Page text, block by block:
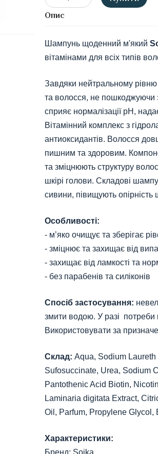
Опис
Шампунь щоденний м'який
вітамінами для всіх типів
Завдяки нейтральному
та волосся, не пошкоджуючи
сприяє нормалізації pH,
Вітамінний комплекс з
антиоксидантів. Волосся
пишним та здоровим.
та зміцнюють структуру
шкірі голови. Складові
сивини, півищують
Особливості:
- м’яко очищує та зберігає
- зміцнює та захищає від
- захищає від ламкості та
- без парабенів та силіконів
Спосіб застосування:
змити водою. У разі потреби
Використовувати за
Склад: Aqua, Sodium
Sufosuccinate, Urea, Sodium
Pantothenic Acid Biotin,
Laminaria digitata Extract,
Oil, Parfum, Propylene
Характеристики:
Бренд: Soika